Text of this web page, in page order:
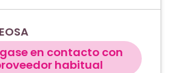
en contacto con
habitual